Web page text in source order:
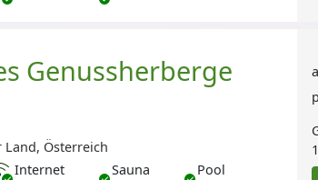
Genussherberge
Land, Österreich
Internet Sauna Pool